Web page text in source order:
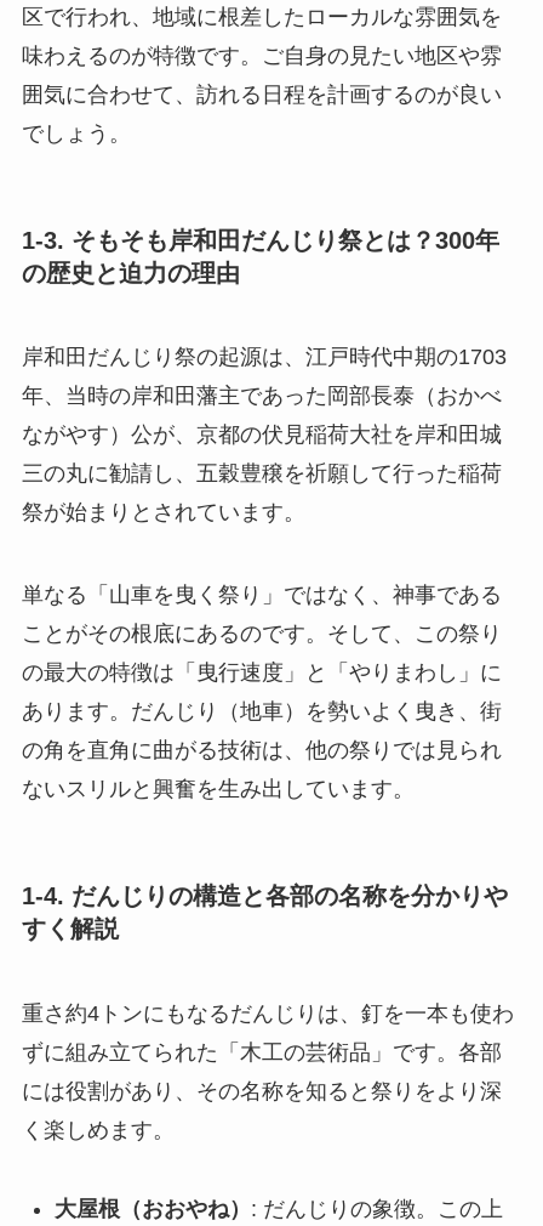
区で行われ、地域に根差したローカルな雰囲気を
味わえるのが特徴です。ご自身の見たい地区や雰
囲気に合わせて、訪れる日程を計画するのが良い
でしょう。
1-3. そもそも岸和田だんじり祭とは？300年
の歴史と迫力の理由
岸和田だんじり祭の起源は、江戸時代中期の1703
年、当時の岸和田藩主であった岡部長泰（おかべ
ながやす）公が、京都の伏見稲荷大社を岸和田城
三の丸に勧請し、五穀豊穣を祈願して行った稲荷
祭が始まりとされています。
単なる「山車を曳く祭り」ではなく、神事である
ことがその根底にあるのです。そして、この祭り
の最大の特徴は「曳行速度」と「やりまわし」に
あります。だんじり（地車）を勢いよく曳き、街
の角を直角に曲がる技術は、他の祭りでは見られ
ないスリルと興奮を生み出しています。
1-4. だんじりの構造と各部の名称を分かりや
すく解説
重さ約4トンにもなるだんじりは、釘を一本も使わ
ずに組み立てられた「木工の芸術品」です。各部
には役割があり、その名称を知ると祭りをより深
く楽しめます。
大屋根（おおやね） : だんじりの象徴。この上